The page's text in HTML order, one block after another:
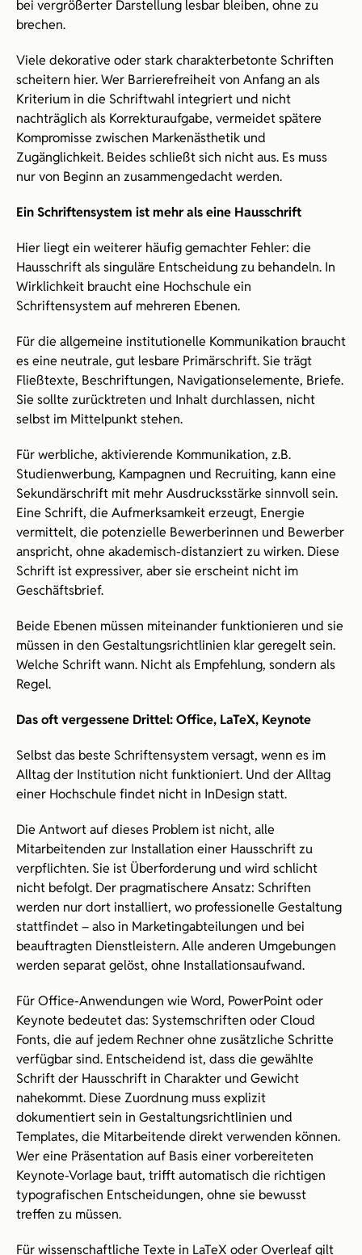
bei vergrößerter Darstellung lesbar bleiben, ohne zu
brechen.
Viele dekorative oder stark charakterbetonte Schriften
scheitern hier. Wer Barrierefreiheit von Anfang an als
Kriterium in die Schriftwahl integriert und nicht
nachträglich als Korrekturaufgabe, vermeidet spätere
Kompromisse zwischen Markenästhetik und
Zugänglichkeit. Beides schließt sich nicht aus. Es muss
nur von Beginn an zusammengedacht werden.
Ein Schriftensystem ist mehr als eine Hausschrift
Hier liegt ein weiterer häufig gemachter Fehler: die
Hausschrift als singuläre Entscheidung zu behandeln. In
Wirklichkeit braucht eine Hochschule ein
Schriftensystem auf mehreren Ebenen.
Für die allgemeine institutionelle Kommunikation braucht
es eine neutrale, gut lesbare Primärschrift. Sie trägt
Fließtexte, Beschriftungen, Navigationselemente, Briefe.
Sie sollte zurücktreten und Inhalt durchlassen, nicht
selbst im Mittelpunkt stehen.
Für werbliche, aktivierende Kommunikation, z.B.
Studienwerbung, Kampagnen und Recruiting, kann eine
Sekundärschrift mit mehr Ausdrucksstärke sinnvoll sein.
Eine Schrift, die Aufmerksamkeit erzeugt, Energie
vermittelt, die potenzielle Bewerberinnen und Bewerber
anspricht, ohne akademisch-distanziert zu wirken. Diese
Schrift ist expressiver, aber sie erscheint nicht im
Geschäftsbrief.
Beide Ebenen müssen miteinander funktionieren und sie
müssen in den Gestaltungsrichtlinien klar geregelt sein.
Welche Schrift wann. Nicht als Empfehlung, sondern als
Regel.
Das oft vergessene Drittel: Office, LaTeX, Keynote
Selbst das beste Schriftensystem versagt, wenn es im
Alltag der Institution nicht funktioniert. Und der Alltag
einer Hochschule findet nicht in InDesign statt.
Die Antwort auf dieses Problem ist nicht, alle
Mitarbeitenden zur Installation einer Hausschrift zu
verpflichten. Sie ist Überforderung und wird schlicht
nicht befolgt. Der pragmatischere Ansatz: Schriften
werden nur dort installiert, wo professionelle Gestaltung
stattfindet – also in Marketingabteilungen und bei
beauftragten Dienstleistern. Alle anderen Umgebungen
werden separat gelöst, ohne Installationsaufwand.
Für Office-Anwendungen wie Word, PowerPoint oder
Keynote bedeutet das: Systemschriften oder Cloud
Fonts, die auf jedem Rechner ohne zusätzliche Schritte
verfügbar sind. Entscheidend ist, dass die gewählte
Schrift der Hausschrift in Charakter und Gewicht
nahekommt. Diese Zuordnung muss explizit
dokumentiert sein in Gestaltungsrichtlinien und
Templates, die Mitarbeitende direkt verwenden können.
Wer eine Präsentation auf Basis einer vorbereiteten
Keynote-Vorlage baut, trifft automatisch die richtigen
typografischen Entscheidungen, ohne sie bewusst
treffen zu müssen.
Für wissenschaftliche Texte in LaTeX oder Overleaf gilt